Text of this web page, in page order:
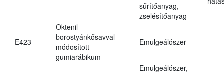
sűrítőanyag,
zselésítőanyag
E423
Oktenil-
borostyánkősavval
módosított
gumiarábikum
Emulgeálószer
Emulgeálószer,